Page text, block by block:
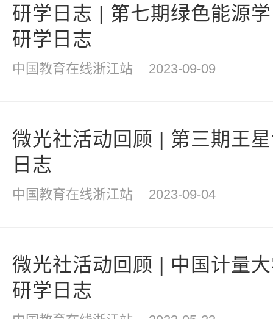
研学日志 | 第七期绿色能源
研学日志
中国教育在线浙江站 2023-09-09
微光社活动回顾 | 第三期王
日志
中国教育在线浙江站 2023-09-04
微光社活动回顾 | 中国计量
研学日志